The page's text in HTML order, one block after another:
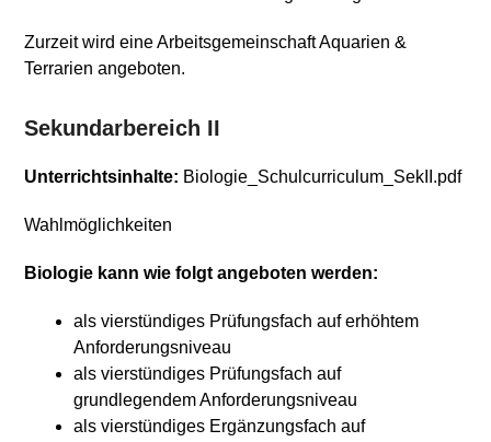
Zurzeit wird eine Arbeitsgemeinschaft Aquarien &
Terrarien angeboten.
Sekundarbereich II
Unterrichtsinhalte: Biologie_Schulcurriculum_SekII.pdf
Wahlmöglichkeiten
Biologie kann wie folgt angeboten werden:
als vierstündiges Prüfungsfach auf erhöhtem
Anforderungsniveau
als vierstündiges Prüfungsfach auf
grundlegendem Anforderungsniveau
als vierstündiges Ergänzungsfach auf